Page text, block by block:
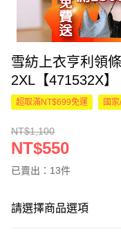
雪紡上衣亨利領
2XL【471532X
超取滿NT$699免運 國
NT$1,100
NT$550
已賣出：13件
請選擇商品選項